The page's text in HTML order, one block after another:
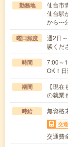
勤務地
仙台市
仙台駅
から---
曜日頻度
週2日
談くだ
時間
7:00～
OK！
期間
【現
の就業
時給 無資格
交
交通費